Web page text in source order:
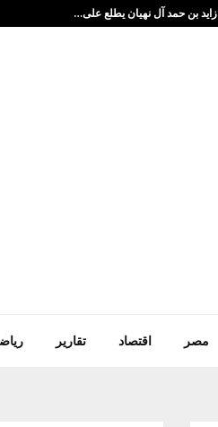
زايد بن حمد آل نهيان يطلع على…
مصر اقتصاد تقارير